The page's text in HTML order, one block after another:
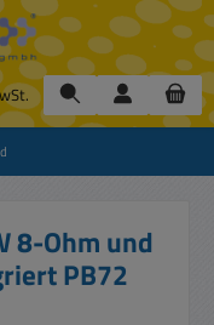
8-Ohm und
PB72